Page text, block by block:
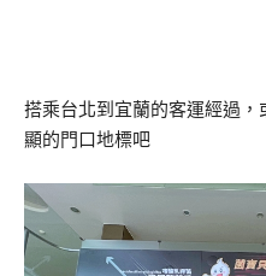
搭乘台北到宜蘭的客運經過
顯的門口地標吧